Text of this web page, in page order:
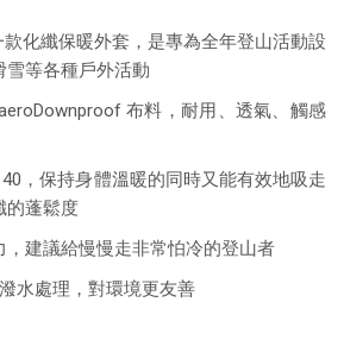
款化纖保暖外套，是專為全年登山活動設
等各種戶外活動
布料，耐用、透氣、觸感
，保持身體溫暖的同時又能有效地吸走
的蓬鬆度
，建議給慢慢走非常怕冷的登山者
水處理，對環境更友善